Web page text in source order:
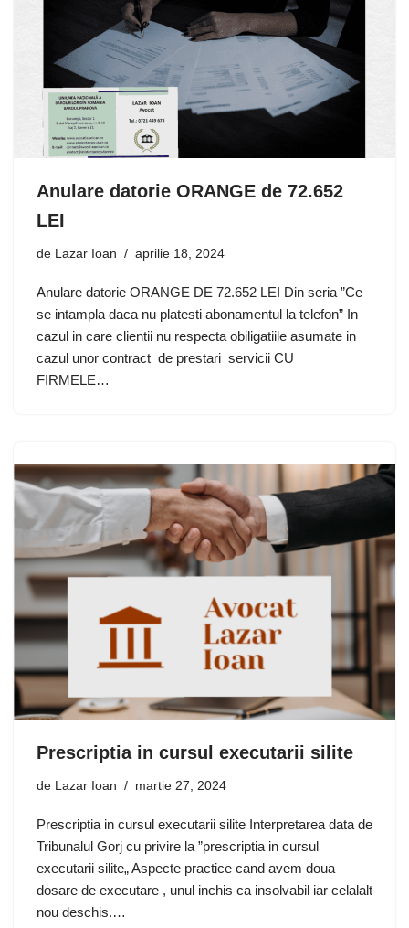
Anulare datorie ORANGE de 72.652
LEI
de Lazar Ioan aprilie 18, 2024
Anulare datorie ORANGE DE 72.652 LEI Din seria ”Ce
se intampla daca nu platesti abonamentul la telefon” In
cazul in care clientii nu respecta obiligatiile asumate in
cazul unor contract de prestari servicii CU
FIRMELE…
Prescriptia in cursul executarii silite
de Lazar Ioan martie 27, 2024
Prescriptia in cursul executarii silite Interpretarea data de
Tribunalul Gorj cu privire la ”prescriptia in cursul
executarii silite„ Aspecte practice cand avem doua
dosare de executare , unul inchis ca insolvabil iar celalalt
nou deschis.…